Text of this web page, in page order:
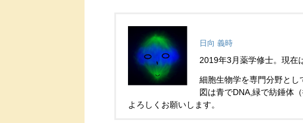
日向 義時
2019年3月薬学修士。現在
細胞生物学を専門分野とし
図は青でDNA,緑で紡錘体
よろしくお願いします。